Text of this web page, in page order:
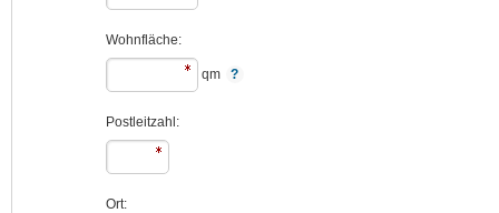
Wohnfläche:
qm
Postleitzahl:
Ort: